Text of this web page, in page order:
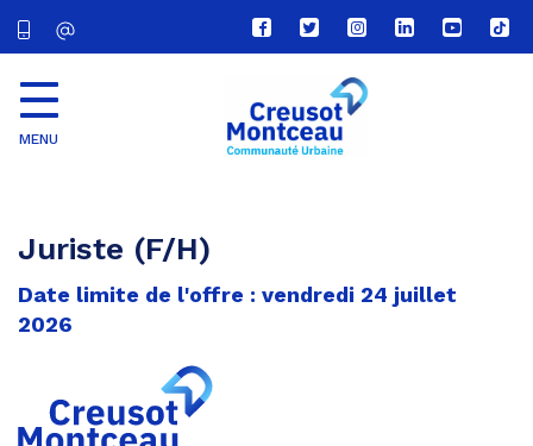
Lien
vers
compte
Facebook
Lien
vers
compte
Twitter
Lien
vers
le
compte
Lien
vers
Lien
vers
Lien
vers
MENU
Juriste (F/H)
Date limite de l'offre : vendredi 24 juillet
2026